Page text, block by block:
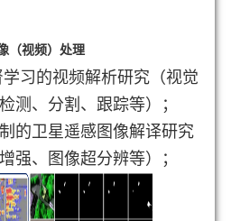
（视频）处理
习的视频解析研究（视觉
测、分割、跟踪等）；
的卫星遥感图像解译研究
强、图像超分辨等）；